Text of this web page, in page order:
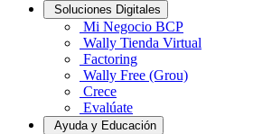
Soluciones Digitales
Mi Negocio BCP
Wally Tienda Virtual
Factoring
Wally Free (Grou)
Crece
Evalúate
Ayuda y Educación